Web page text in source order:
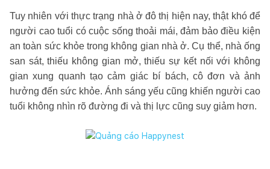
Tuy nhiên với thực trạng nhà ở đô thị hiện nay, thật khó để
người cao tuổi có cuộc sống thoải mái, đảm bảo điều kiện
an toàn sức khỏe trong không gian nhà ở. Cụ thể, nhà ống
san sát, thiếu không gian mở, thiếu sự kết nối với không
gian xung quanh tạo cảm giác bí bách, cô đơn và ảnh
hưởng đến sức khỏe. Ánh sáng yếu cũng khiến người cao
tuổi không nhìn rõ đường đi và thị lực cũng suy giảm hơn.